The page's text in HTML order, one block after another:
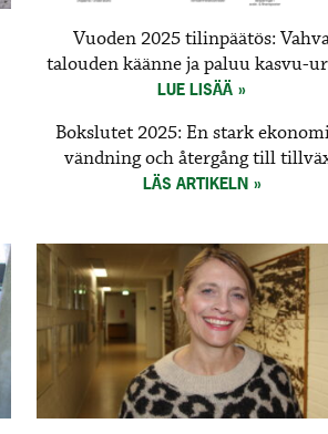
Vuoden 2025 tilinpäätös:
talouden käänne ja paluu kasvu-
LUE LISÄÄ
Bokslutet 2025: En stark
vändning och återgång till
LÄS ARTIKELN